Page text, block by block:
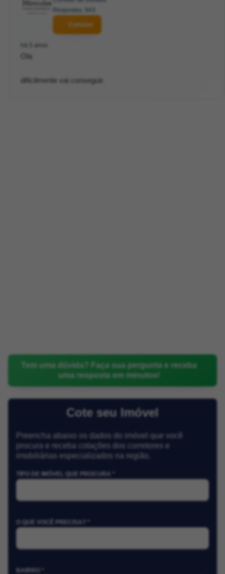
Respostas: 943
Contatar
há 5 anos
Ola
dificilmente vai conseguir.
Tem uma dúvida? Faça sua pergunta e receba
uma resposta em minutos!
Cote seu Imóvel
Preencha abaixo os dados do imóvel que você
procura e receba cotações dos corretores e
imobiliárias especializados na região.
TIPO DE IMÓVEL QUE PROCURA *
O QUE VOCÊ PRECISA? *
BAIRRO *